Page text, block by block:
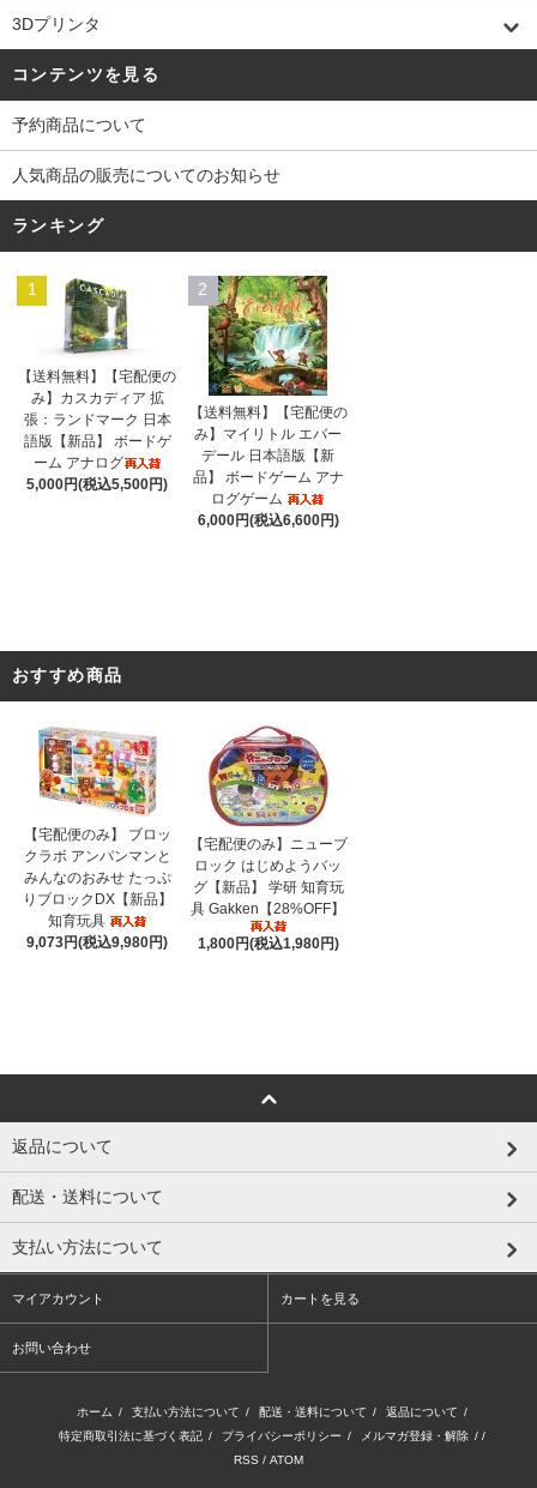
3Dプリンタ
コンテンツを見る
予約商品について
人気商品の販売についてのお知らせ
ランキング
1
【送料無料】【宅配便の
み】カスカディア 拡
張：ランドマーク 日本
語版【新品】 ボードゲ
ーム アナログ
5,000円(税込5,500円)
2
【送料無料】【宅配便の
み】マイリトル エバー
デール 日本語版【新
品】 ボードゲーム アナ
ログゲーム
6,000円(税込6,600円)
おすすめ商品
【宅配便のみ】 ブロッ
クラボ アンパンマンと
みんなのおみせ たっぷ
りブロックDX【新品】
知育玩具
9,073円(税込9,980円)
【宅配便のみ】ニューブ
ロック はじめようバッ
グ【新品】 学研 知育玩
具 Gakken【28%OFF】
1,800円(税込1,980円)
返品について
配送・送料について
支払い方法について
マイアカウント カートを見る
お問い合わせ
ホーム / 支払い方法について / 配送・送料について / 返品について /
特定商取引法に基づく表記 / プライバシーポリシー / メルマガ登録・解除 / /
RSS / ATOM